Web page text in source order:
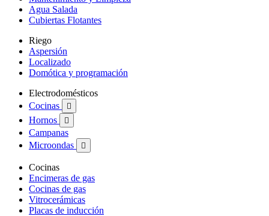
Agua Salada
Cubiertas Flotantes
Riego
Aspersión
Localizado
Domótica y programación
Electrodomésticos
Cocinas

Hornos 
Campanas
Microondas

Cocinas
Encimeras de gas
Cocinas de gas
Vitrocerámicas
Placas de inducción